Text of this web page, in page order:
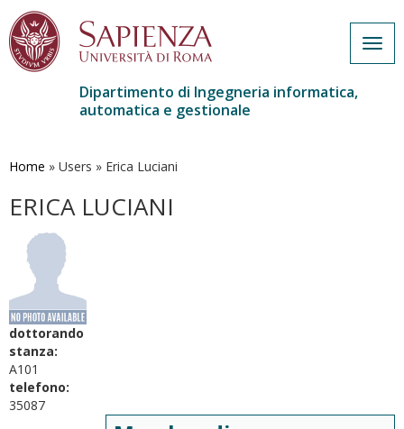
contenuto
Dipartimento di Ingegneria informatica,
automatica e gestionale
Home » Users » Erica Luciani
ERICA LUCIANI
dottorando
stanza:
A101
telefono:
35087